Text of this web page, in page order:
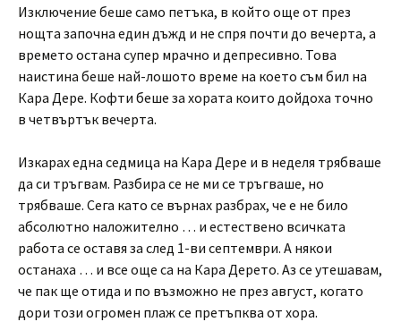
Изключение беше само петъка, в който още от през
нощта започна един дъжд и не спря почти до вечерта, а
времето остана супер мрачно и депресивно. Това
наистина беше най-лошото време на което съм бил на
Кара Дере. Кофти беше за хората които дойдоха точно
в четвъртък вечерта.
Изкарах една седмица на Кара Дере и в неделя трябваше
да си тръгвам. Разбира се не ми се тръгваше, но
трябваше. Сега като се върнах разбрах, че е не било
абсолютно наложително … и естествено всичката
работа се оставя за след 1-ви септември. А някои
останаха … и все още са на Кара Дерето. Аз се утешавам,
че пак ще отида и по възможно не през август, когато
дори този огромен плаж се претъпква от хора.